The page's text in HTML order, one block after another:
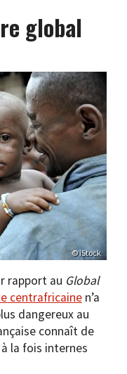
global
© iStock
rapport au Global
centrafricaine n’a
dangereux au
connaît de
la fois internes